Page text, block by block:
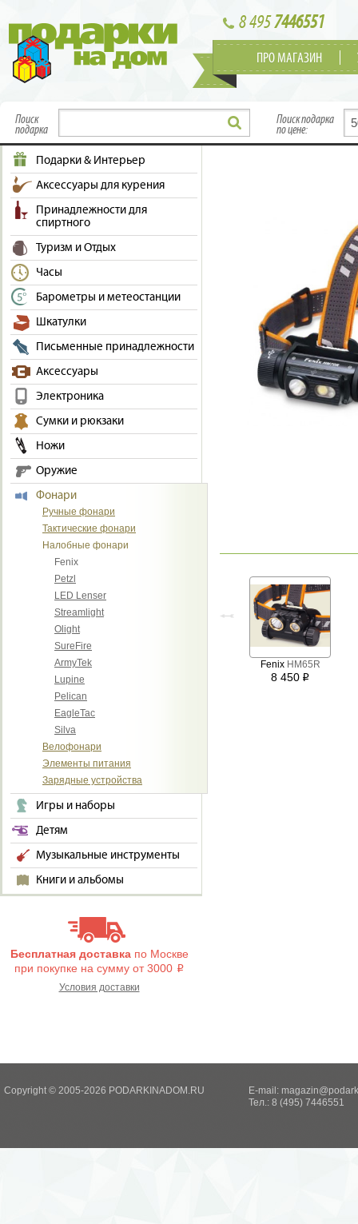
8 4957446551
ПРО МАГАЗИН
Поиск
подарка
Поиск подарка
по цене:
Подарки & Интерьер
Аксессуары для курения
Принадлежности для
спиртного
Туризм и Отдых
Часы
Барометры и метеостанции
Шкатулки
Письменные принадлежности
Аксессуары
Электроника
Сумки и рюкзаки
Ножи
Оружие
Фонари
Ручные фонари
Тактические фонари
Налобные фонари
Fenix
Petzl
LED Lenser
Streamlight
Olight
SureFire
ArmyTek
Lupine
Pelican
EagleTac
Silva
Велофонари
Элементы питания
Зарядные устройства
Игры и наборы
Детям
Музыкальные инструменты
Книги и альбомы
Бесплатная доставкапо Москве
при покупке на сумму от 3000 i
Условия доставки
Fenix HM65R
8 450 i
Copyright © 2005-2026 PODARKINADOM.RU E-mail:
Тел.: 8 (495) 7446551